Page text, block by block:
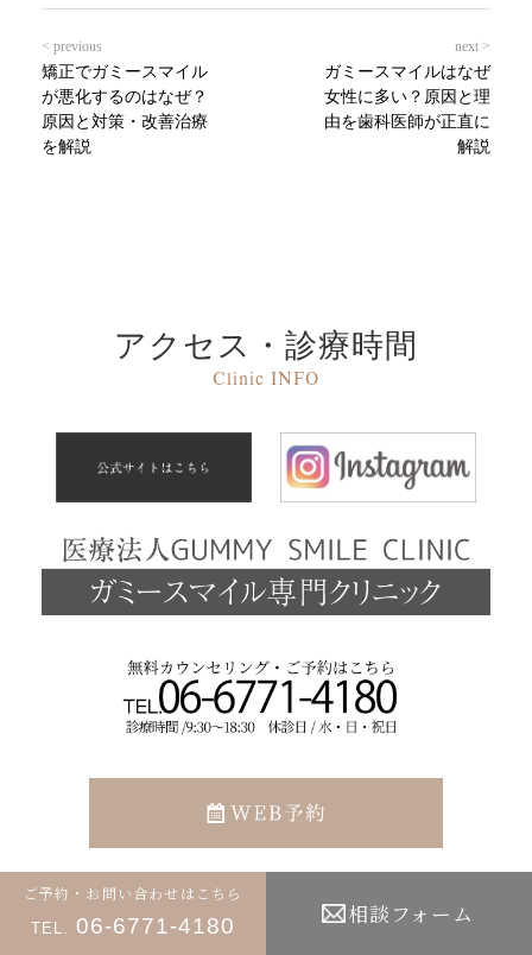
< previous
矯正でガミースマイル
が悪化するのはなぜ？
原因と対策・改善治療
を解説
next >
ガミースマイルはなぜ
女性に多い？原因と理
由を歯科医師が正直に
解説
アクセス・診療時間
Clinic INFO
ご予約・お問い合わせはこちら
TEL. 06-6771-4180 相談フォーム